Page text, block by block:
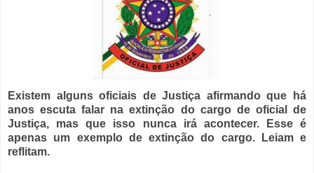
Existem alguns oficiais de Justiça afirmando que há
anos escuta falar na extinção do cargo de oficial de
Justiça, mas que isso nunca irá acontecer. Esse é
apenas um exemplo de extinção do cargo. Leiam e
reflitam.